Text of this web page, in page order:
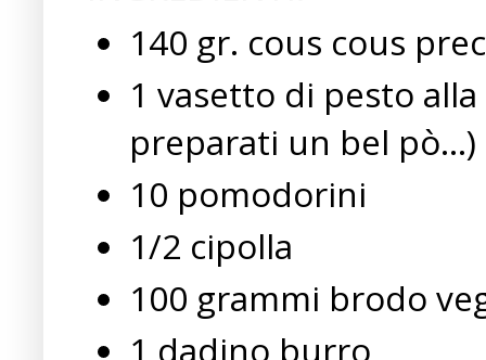
140 gr. cous cous
1 vasetto di pesto
preparati un bel pò...)
10 pomodorini
1/2 cipolla
100 grammi brodo
1 dadino burro